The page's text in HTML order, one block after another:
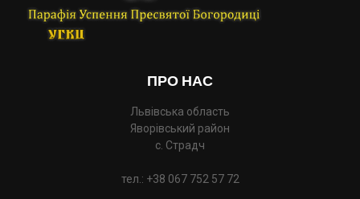
ПРО НАС
Львівська область
Яворівський район
с. Страдч
тел.: +38 067 752 57 72